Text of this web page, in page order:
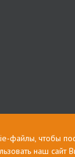
файлы, чтобы
наш сайт